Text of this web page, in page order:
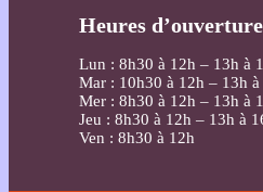
Heures d’ouverture
Lun : 8h30 à 12h – 13h à
Mar : 10h30 à 12h – 13h à
Mer : 8h30 à 12h – 13h à
Jeu : 8h30 à 12h – 13h à
Ven : 8h30 à 12h